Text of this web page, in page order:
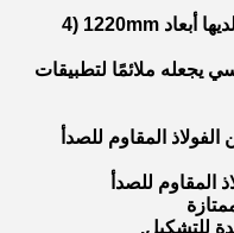
1الحجم: ورقة الفولاذ المقاوم للصدأ لديها أبعاد 1220mm (4
يجعله ملائمًا لتطبيقات
المقاوم للصدأ
المقاوم للصدأ
للتشكيل.